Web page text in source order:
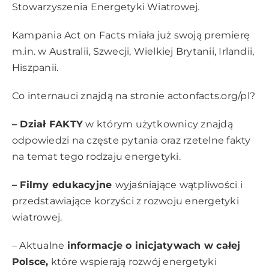
Stowarzyszenia Energetyki Wiatrowej.
Kampania Act on Facts miała już swoją premierę
m.in. w Australii, Szwecji, Wielkiej Brytanii, Irlandii,
Hiszpanii.
Co internauci znajdą na stronie actonfacts.org/pl?
– Dział FAKTY w którym użytkownicy znajdą
odpowiedzi na częste pytania oraz rzetelne fakty
na temat tego rodzaju energetyki.
– Filmy edukacyjne wyjaśniające wątpliwości i
przedstawiające korzyści z rozwoju energetyki
wiatrowej.
– Aktualne informacje o inicjatywach w całej
Polsce, które wspierają rozwój energetyki